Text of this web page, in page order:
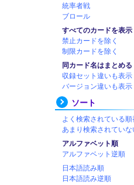
統率者戦
ブロール
すべてのカードを表示
禁止カードを除く
制限カードを除く
同カード名はまとめる
収録セット違いも表示
バージョン違いも表示
ソート
よく検索されている順
あまり検索されていな
アルファベット順
アルファベット逆順
日本語読み順
日本語読み逆順